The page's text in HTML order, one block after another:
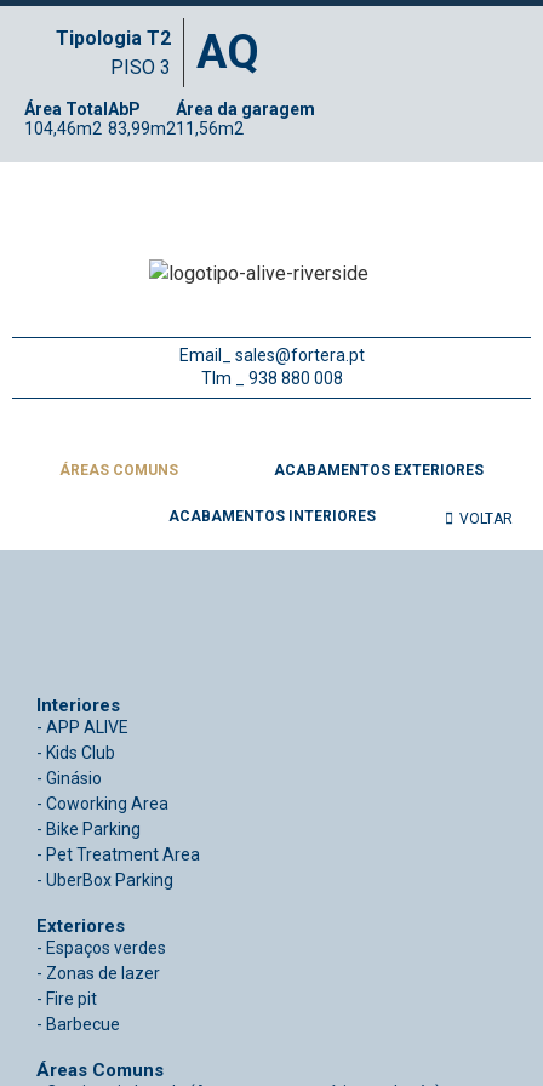
Tipologia T2
PISO 3
AQ
Área Total
104,46m2
AbP
83,99m2
Área da garagem
11,56m2
Email_ sales@fortera.pt
Tlm _ 938 880 008
VOLTAR
ÁREAS COMUNS ACABAMENTOS EXTERIORES
ACABAMENTOS INTERIORES
Interiores
- APP ALIVE
- Kids Club
- Ginásio
- Coworking Area
- Bike Parking
- Pet Treatment Area
- UberBox Parking
Exteriores
- Espaços verdes
- Zonas de lazer
- Fire pit
- Barbecue
Áreas Comuns